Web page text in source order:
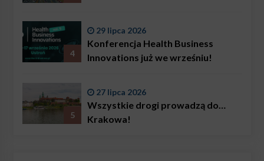
4
29 lipca 2026
Konferencja Health Business
Innovations już we wrześniu!
5
27 lipca 2026
Wszystkie drogi prowadzą do…
Krakowa!